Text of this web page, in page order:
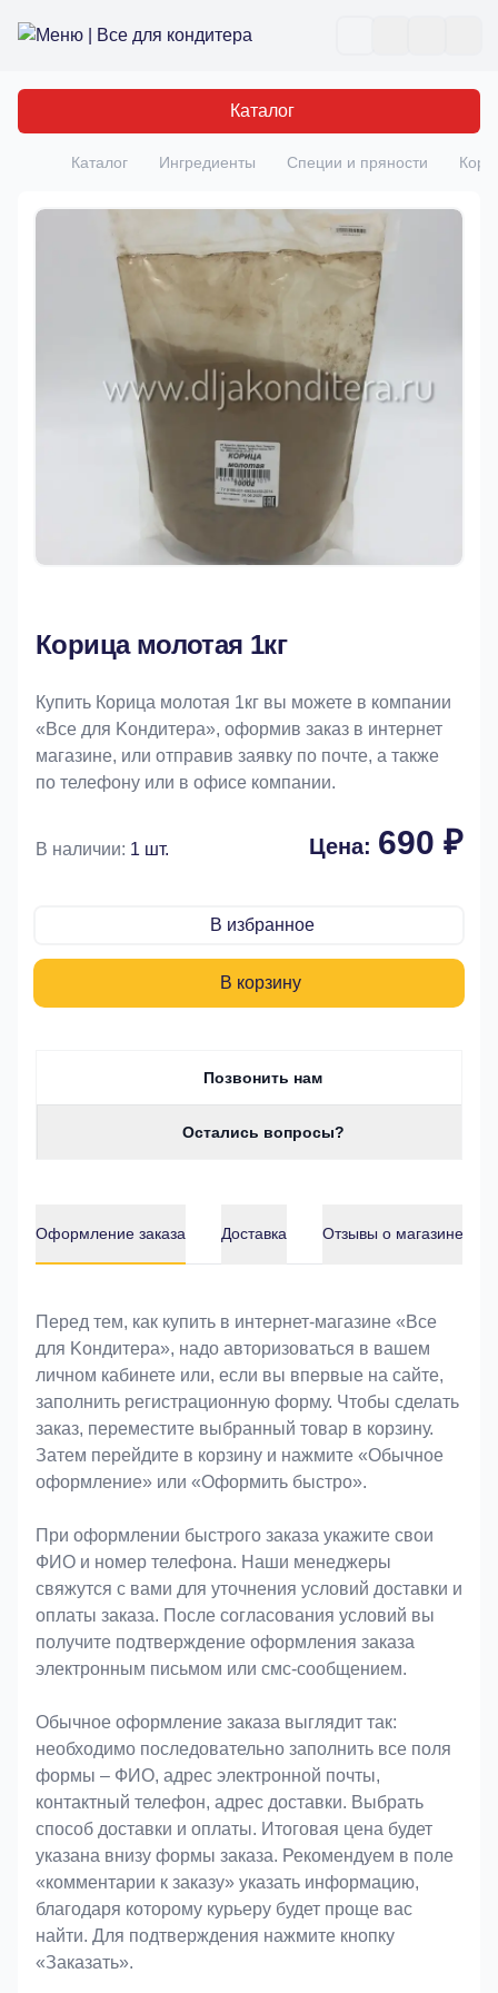
Все для кондитера
Каталог
Главная
Каталог Ингредиенты Специи и пряности
Корица молотая 1кг
Купить Корица молотая 1кг вы можете в компании
«Bce для Koндитeрa», оформив заказ в интернет
магазине, или отправив заявку по почте, а также
по телефону или в офисе компании.
В наличии: 1 шт. Цена: 690 ₽
В избранное
В корзину
Позвонить нам
Остались вопросы?
Оформление заказа Доставка Отзывы о магазине
Оформление заказа
Перед тем, как купить в интернет-магазине «Bce
для Koндитeрa», надо авторизоваться в вашем
личном кабинете или, если вы впервые на сайте,
заполнить регистрационную форму. Чтобы сделать
заказ, переместите выбранный товар в корзину.
Затем перейдите в корзину и нажмите «Обычное
оформление» или «Оформить быстро».
При оформлении быстрого заказа укажите свои
ФИО и номер телефона. Наши менеджеры
свяжутся с вами для уточнения условий доставки и
оплаты заказа. После согласования условий вы
получите подтверждение оформления заказа
электронным письмом или смс-сообщением.
Обычное оформление заказа выглядит так:
необходимо последовательно заполнить все поля
формы – ФИО, адрес электронной почты,
контактный телефон, адрес доставки. Выбрать
способ доставки и оплаты. Итоговая цена будет
указана внизу формы заказа. Рекомендуем в поле
«комментарии к заказу» указать информацию,
благодаря которому курьеру будет проще вас
найти. Для подтверждения нажмите кнопку
«Заказать».